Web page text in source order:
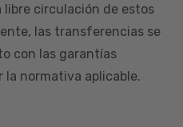
libre circulación de estos
las transferencias se
con las garantías
la normativa aplicable.